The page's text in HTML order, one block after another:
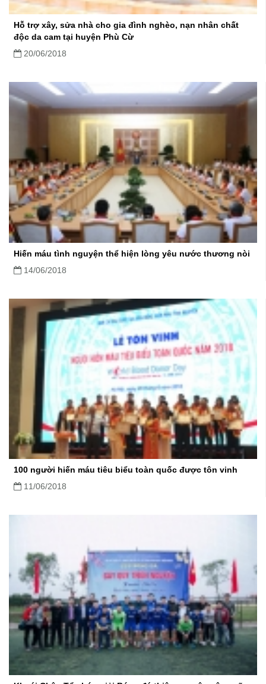
Hỗ trợ xây, sửa nhà cho gia đình nghèo, nạn nhân chất
độc da cam tại huyện Phù Cừ
20/06/2018
Hiến máu tình nguyện thể hiện lòng yêu nước thương nòi
14/06/2018
100 người hiến máu tiêu biểu toàn quốc được tôn vinh
11/06/2018